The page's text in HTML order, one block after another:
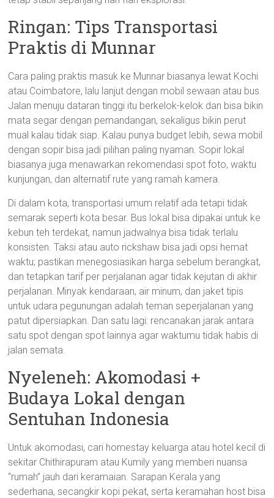
Ringan: Tips Transportasi
Praktis di Munnar
Cara paling praktis masuk ke Munnar biasanya lewat Kochi
atau Coimbatore, lalu lanjut dengan mobil sewaan atau bus.
Jalan menuju dataran tinggi itu berkelok-kelok dan bisa bikin
mata segar dengan pemandangan, sekaligus bikin perut
mual kalau tidak siap. Kalau punya budget lebih, sewa mobil
dengan sopir bisa jadi pilihan paling nyaman. Sopir lokal
biasanya juga menawarkan rekomendasi spot foto, waktu
kunjungan, dan alternatif rute yang ramah kamera.
Di dalam kota, transportasi umum relatif ada tetapi tidak
semarak seperti kota besar. Bus lokal bisa dipakai untuk ke
kebun teh terdekat, namun jadwalnya bisa tidak terlalu
konsisten. Taksi atau auto rickshaw bisa jadi opsi hemat
waktu; pastikan menegosiasikan harga sebelum berangkat,
dan tetapkan tarif per perjalanan agar tidak kejutan di akhir
perjalanan. Minyak kendaraan, air minum, dan jaket tipis
untuk udara pegunungan adalah teman seperjalanan yang
patut dipersiapkan. Dan satu lagi: rencanakan jarak antara
satu spot dengan spot lainnya agar waktumu tidak habis di
jalan semata.
Nyeleneh: Akomodasi +
Budaya Lokal dengan
Sentuhan Indonesia
Untuk akomodasi, cari homestay keluarga atau hotel kecil di
sekitar Chithirapuram atau Kumily yang memberi nuansa
“rumah” jauh dari keramaian. Sarapan Kerala yang
sederhana, secangkir kopi pekat, serta keramahan host bisa